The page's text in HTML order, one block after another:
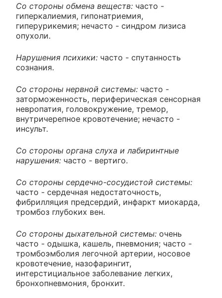
Со стороны обмена веществ: часто -
гиперкалиемия, гипонатриемия,
гиперурикемия; нечасто - синдром лизиса
опухоли.
Нарушения психики: часто - спутанность
сознания.
Со стороны нервной системы: часто -
заторможенность, периферическая сенсорная
невропатия, головокружение, тремор,
внутричерепное кровотечение; нечасто -
инсульт.
Со стороны органа слуха и лабиринтные
нарушения: часто - вертиго.
Со стороны сердечно-сосудистой системы:
часто - сердечная недостаточность,
фибрилляция предсердий, инфаркт миокарда,
тромбоз глубоких вен.
Со стороны дыхательной системы: очень
часто - одышка, кашель, пневмония; часто -
тромбоэмболия легочной артерии, носовое
кровотечение, назофарингит,
интерстициальное заболевание легких,
бронхопневмония, бронхит.